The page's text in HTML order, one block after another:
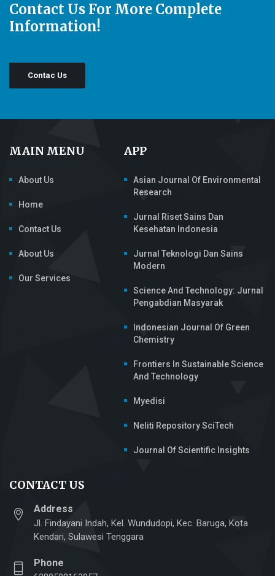
Contact Us For More Complete
Information!
Contac Us
MAIN MENU
About Us
Home
Contact Us
About Us
Our Services
APP
Asian Journal Of Environmental
Research
Jurnal Riset Sains Dan
Kesehatan Indonesia
Jurnal Teknologi Dan Sains
Modern
Science And Technology: Jurnal
Pengabdian Masyarak
Indonesian Journal Of Green
Chemistry
Frontiers In Sustainable Science
And Technology
Myedisi
Neliti Repository SciTech
Journal Of Scientific Insights
CONTACT US
Address
Jl. Findayani Indah, Kel. Wundudopi, Kec. Baruga, Kota
Kendari, Sulawesi Tenggara
Phone